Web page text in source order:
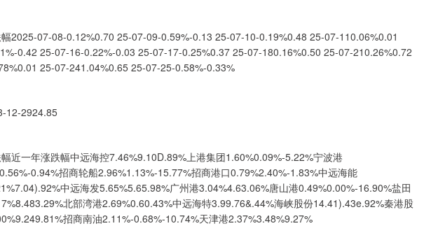
2025-07-08-0.12%0.70 25-07-09-0.59%-0.13 25-07-10-0.19%0.48 25-07-110.06%0.01
0.42 25-07-16-0.22%-0.03 25-07-17-0.25%0.37 25-07-180.16%0.50 25-07-210.26%0.72
25-07-241.04%0.65 25-07-25-0.58%-0.33%
12-2924.85
近一年涨跌幅中远海控7.46%9.10D.89%上港集团1.60%0.09%-5.22%宁波港
0.94%招商轮船2.96%1.13%-15.77%招商港口0.79%2.40%-1.83%中远海能
中远海发5.65%5.65.98%广州港3.04%4.63.06%唐山港0.49%0.00%-16.90%盐田
北部湾港2.69%0.60.43%中远海特3.99.76&.44%海峡股份14.41).43e.92%秦港股
招商南油2.11%-0.68%-10.74%天津港2.37%3.48%9.27%